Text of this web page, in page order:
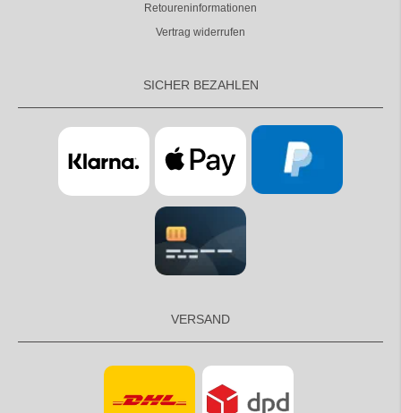
Retoureninformationen
Vertrag widerrufen
SICHER BEZAHLEN
VERSAND